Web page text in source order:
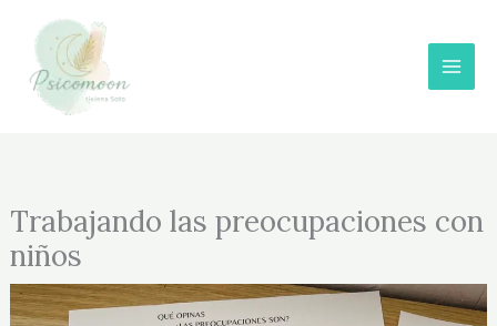
contenido
Trabajando las preocupaciones con
niños